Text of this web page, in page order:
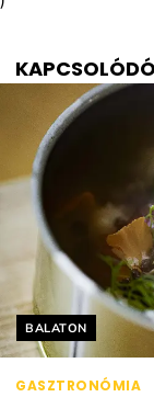
Helyszín címkék:
BALATON
GASZTRONÓMIA